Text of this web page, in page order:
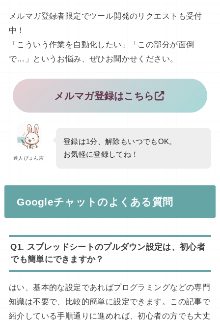
メルマガ登録者限定でツール開発のリクエストも受付
中！
「こういう作業を自動化したい」「この部分が面倒
で…」というお悩み、ぜひお聞かせください。
メルマガ登録はこちら
達人ぴょん吉
登録は1分、解除もいつでもOK。
お気軽に登録してね！
Googleチャットのよくある質問
Q1. スプレッドシートのプルダウン設定は、初心者
でも簡単にできますか？
はい、基本的な設定であればプログラミングなどの専門
知識は不要で、比較的簡単に設定できます。この記事で
紹介している手順通りに進めれば、初心者の方でも大丈